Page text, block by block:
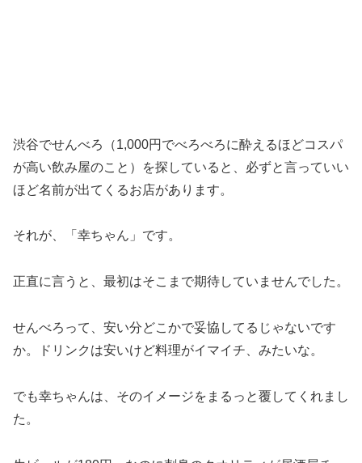
渋谷でせんべろ（1,000円でべろべろに酔えるほどコスパ
が高い飲み屋のこと）を探していると、必ずと言っていい
ほど名前が出てくるお店があります。
それが、「幸ちゃん」です。
正直に言うと、最初はそこまで期待していませんでした。
せんべろって、安い分どこかで妥協してるじゃないです
か。ドリンクは安いけど料理がイマイチ、みたいな。
でも幸ちゃんは、そのイメージをまるっと覆してくれまし
た。